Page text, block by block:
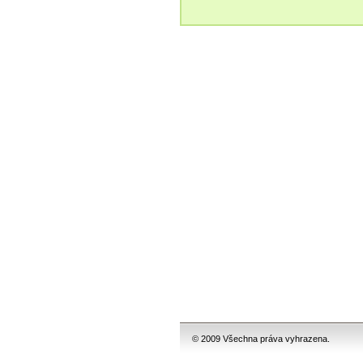
© 2009 Všechna práva vyhrazena.